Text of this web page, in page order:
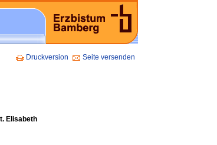
Druckversion Seite versenden
Elisabeth